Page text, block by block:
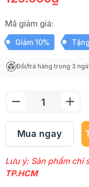
Mã giảm giá:
Giảm 10%
Đổi/trả hàng trong 3
Mua ngay
Lưu ý: Sản phẩm chỉ
TP.HCM